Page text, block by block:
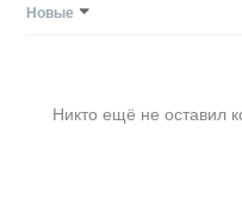
Новые
Никто ещё не оставил